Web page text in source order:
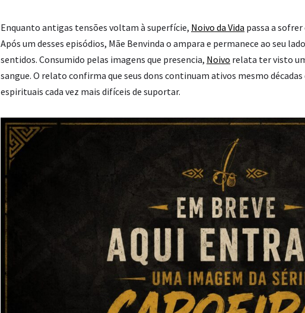
Enquanto antigas tensões voltam à superfície, Noivo da Vida passa a
Após um desses episódios, Mãe Benvinda o ampara e permanece ao seu
sentidos. Consumido pelas imagens que presencia, Noivo relata ter visto
sangue. O relato confirma que seus dons continuam ativos mesmo
espirituais cada vez mais difíceis de suportar.